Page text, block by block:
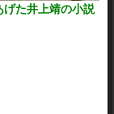
た井上靖の小説